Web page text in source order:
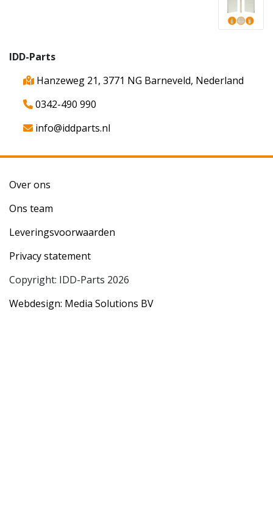
IDD-Parts
Hanzeweg 21, 3771 NG Barneveld, Nederland
0342-490 990
info@iddparts.nl
Over ons
Ons team
Leveringsvoorwaarden
Privacy statement
Copyright: IDD-Parts 2026
Webdesign: Media Solutions BV